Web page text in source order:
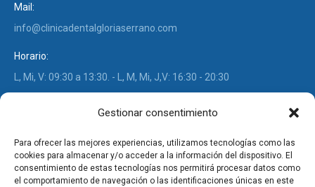
Gestionar consentimiento
Para ofrecer las mejores experiencias, utilizamos tecnologías como las
cookies para almacenar y/o acceder a la información del dispositivo. El
consentimiento de estas tecnologías nos permitirá procesar datos como
el comportamiento de navegación o las identificaciones únicas en este
Mail:
info@clinicadentalgloriaserrano.com
Horario:
L, Mi, V: 09:30 a 13:30. - L, M, Mi, J,V: 16:30 - 20:30
opens
in
opens
in
Post Recientes
El Zirconio en prótesis dentales